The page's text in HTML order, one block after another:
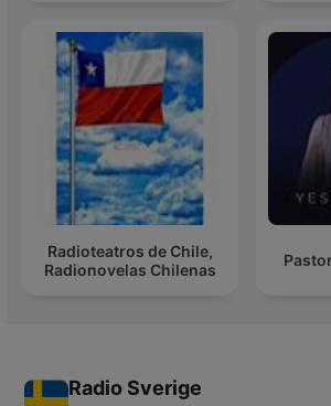
Radioteatros de Chile,
Radionovelas Chilenas
Radio Sverige